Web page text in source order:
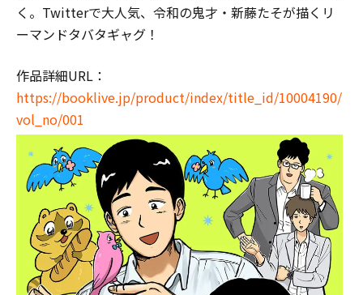
く。Twitterで大人気、令和の鬼才・新藤たそが描くリ
ーマンドタバタギャグ！
作品詳細URL：
https://booklive.jp/product/index/title_id/10004190/
vol_no/001